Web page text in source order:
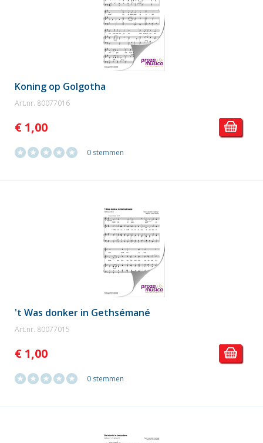
Koning op Golgotha
Art.nr. 80077016
€ 1,00
0 stemmen
't Was donker in Gethsémané
Art.nr. 80077015
€ 1,00
0 stemmen